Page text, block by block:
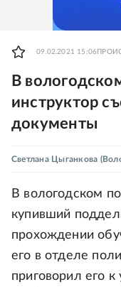
09.02.2021 15:06
В
инструктор
документы
Светлана Цыганкова
В вологодском
купивший
прохождении
его в отделе
приговорил его